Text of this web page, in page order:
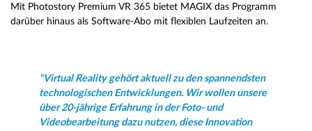
Mit Photostory Premium VR 365 bietet MAGIX das Programm
darüber hinaus als Software-Abo mit flexiblen Laufzeiten an.
"Virtual Reality gehört aktuell zu den spannendsten
technologischen Entwicklungen. Wir wollen unsere
über 20-jährige Erfahrung in der Foto- und
Videobearbeitung dazu nutzen, diese Innovation